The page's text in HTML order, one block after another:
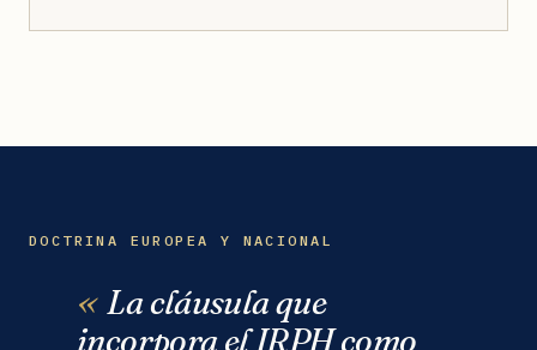
DOCTRINA EUROPEA Y NACIONAL
La cláusula que
incorpora el IRPH como